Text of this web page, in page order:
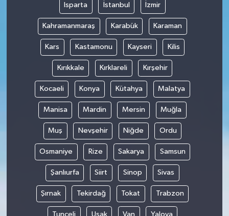
Isparta İstanbul İzmir
Kahramanmaraş Karabük Karaman
Kars Kastamonu Kayseri Kilis
Kırıkkale Kırklareli Kırşehir
Kocaeli Konya Kütahya Malatya
Manisa Mardin Mersin Muğla
Muş Nevşehir Niğde Ordu
Osmaniye Rize Sakarya Samsun
Şanlıurfa Siirt Sinop Sivas
Şırnak Tekirdağ Tokat Trabzon
Tunceli Uşak Van Yalova